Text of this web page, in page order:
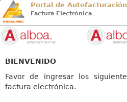
Portal de Autofacturación
Factura Electrónica
BIENVENIDO
Favor de ingresar los
factura electrónica.